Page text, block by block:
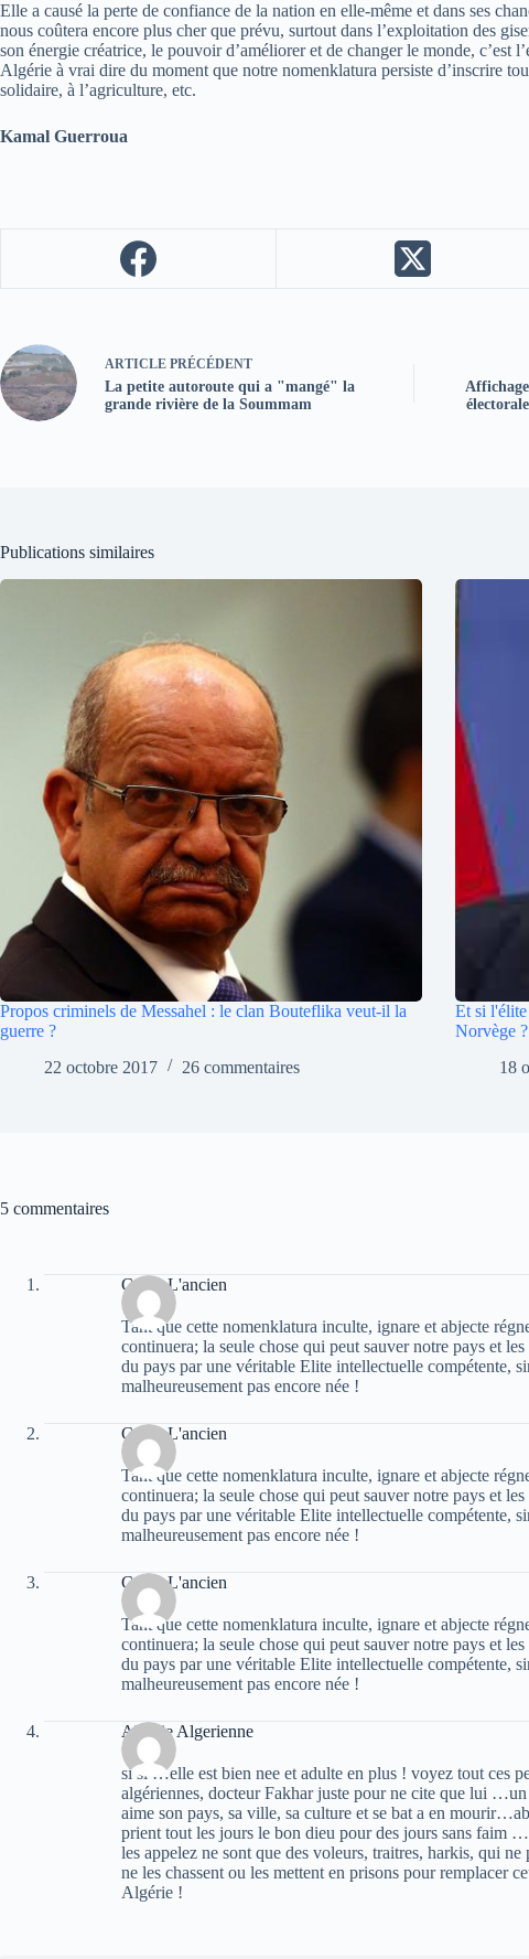
Elle a causé la perte de confiance de la nation en elle-même et dans ses
nous coûtera encore plus cher que prévu, surtout dans l’exploitation des
son énergie créatrice, le pouvoir d’améliorer et de changer le monde,
Algérie à vrai dire du moment que notre nomenklatura persiste d’inscrire
solidaire, à l’agriculture, etc.
Kamal Guerroua
ARTICLE PRÉCÉDENT
La petite autoroute qui a "mangé" la
grande rivière de la Soummam
Publications similaires
Propos criminels de Messahel : le clan Bouteflika veut-il la
guerre ?
22 octobre 2017
26 commentaires
Et si l'élite
Norvège ?
18
5 commentaires
Caton L'ancien
Tant que cette nomenklatura inculte, ignare et abjecte
continuera; la seule chose qui peut sauver notre pays et
du pays par une véritable Elite intellectuelle compétente,
malheureusement pas encore née !
Caton L'ancien
Tant que cette nomenklatura inculte, ignare et abjecte
continuera; la seule chose qui peut sauver notre pays et
du pays par une véritable Elite intellectuelle compétente,
malheureusement pas encore née !
Caton L'ancien
Tant que cette nomenklatura inculte, ignare et abjecte
continuera; la seule chose qui peut sauver notre pays et
du pays par une véritable Elite intellectuelle compétente,
malheureusement pas encore née !
Algerie Algerienne
si si …elle est bien nee et adulte en plus ! voyez tout ces
algériennes, docteur Fakhar juste pour ne cite que lui
aime son pays, sa ville, sa culture et se bat a en
prient tout les jours le bon dieu pour des jours sans faim
les appelez ne sont que des voleurs, traitres, harkis, qui
ne les chassent ou les mettent en prisons pour remplacer
Algérie !